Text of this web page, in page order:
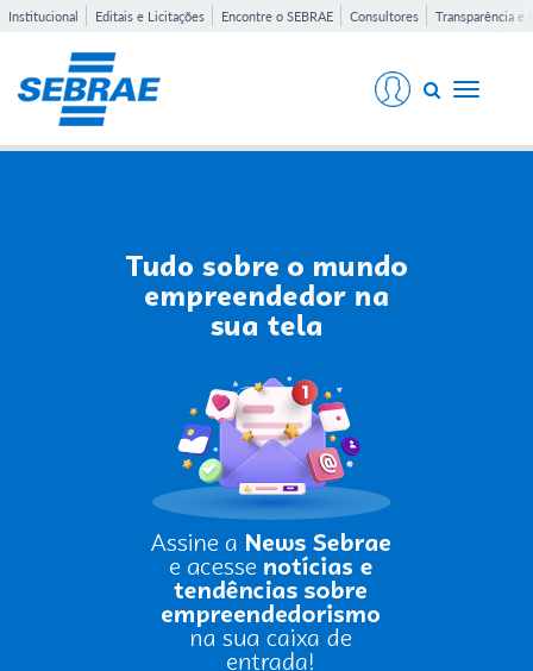
Institucional Editais e Licitações Encontre o SEBRAE Consultores Transparência e
Toggle